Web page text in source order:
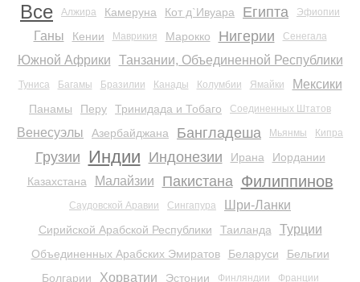
Все Алжира Камеруна Кот д`Ивуара Египта Эфиопии
Ганы Кении Маврикия Марокко Нигерии Сенегала
Южной Африки Танзании, Объединенной Республики
Туниса Багамы Бразилии Канады Колумбии Ямайки Мексики
Панамы Перу Тринидада и Тобаго Соединенных Штатов
Венесуэлы Азербайджана Бангладеша Мьянмы Кипра
Грузии Индии Индонезии Ирана
Иордании
Казахстана
Малайзии Пакистана Филиппинов
Саудовской Аравии Сингапура Шри-Ланки
Сирийской Арабской Республики Таиланда Турции
Объединенных Арабских Эмиратов Беларуси
Бельгии
Болгарии
Хорватии Эстонии Финляндии Франции